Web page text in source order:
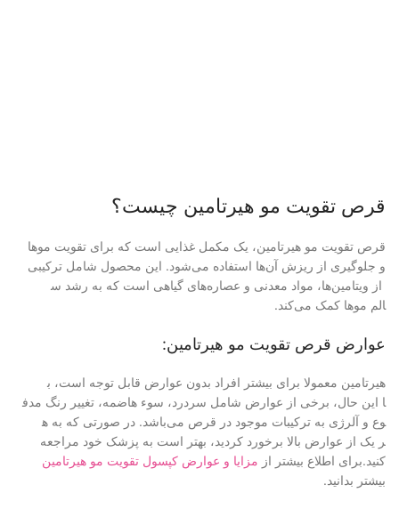
قرص تقویت مو هیرتامین چیست؟
قرص تقویت مو هیرتامین، یک مکمل غذایی است که برای تقویت موها
و جلوگیری از ریزش آن‌ها استفاده می‌شود. این محصول شامل ترکیبی
از ویتامین‌ها، مواد معدنی و عصاره‌های گیاهی است که به رشد س
الم موها کمک می‌کند.
عوارض قرص تقویت مو هیرتامین:
هیرتامین معمولا برای بیشتر افر اد بدون عوارض قابل توجه است، ب
ا این حال، برخی از عوارض شامل سردرد، سوء هاضمه، تغییر رنگ مدف
وع و آلرژی به ترکیبات موجود در قرص می‌باشد. در صورتی که به ه
ر یک از عوارض بالا برخورد کردید، بهتر است به پزشک خود مراجعه
کنید.برای اطلاع بیشتر از مزایا و عوارض کپسول تقویت مو هیرتامین
بیشتر بدانید.